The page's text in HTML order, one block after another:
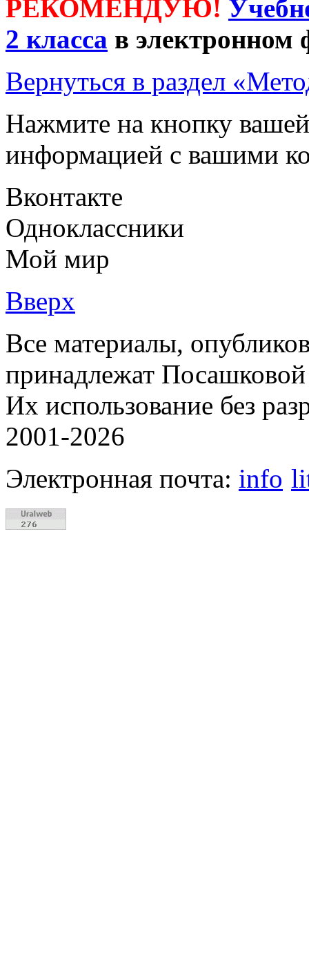
РЕКОМЕНДУЮ!
2 класса в электронном
Вернуться в раздел
Нажмите на кнопку
информацией с вашими
Вконтакте
Одноклассники
Мой мир
Вверх
Все материалы,
принадлежат
Их использование без
2001-2026
Электронная почта: info